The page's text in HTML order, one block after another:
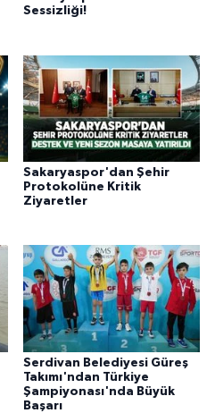
Sessizliği!
Sakaryaspor'dan Şehir
Protokolüne Kritik
Ziyaretler
Serdivan Belediyesi Güreş
Takımı'ndan Türkiye
Şampiyonası'nda Büyük
Başarı